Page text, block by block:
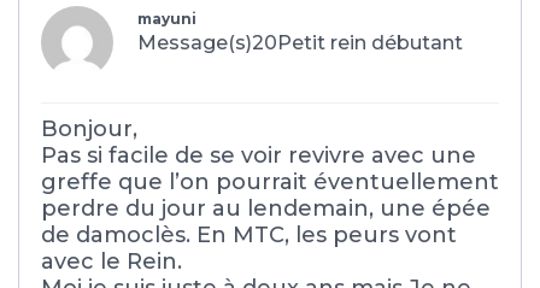
mayuni
Message(s)20Petit rein débutant
Bonjour,
Pas si facile de se voir revivre avec une
greffe que l’on pourrait éventuellement
perdre du jour au lendemain, une épée
de damoclès. En MTC, les peurs vont
avec le Rein.